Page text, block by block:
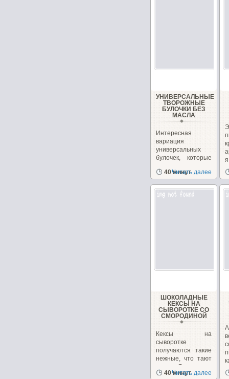
УНИВЕРСАЛЬНЫЕ
ТВОРОЖНЫЕ
БУЛОЧКИ БЕЗ
МАСЛА
Интересная
вариация
универсальных
булочек, которые
сладкими,...
40 минут
Читать далее
ШОКОЛАДНЫЕ
КЕКСЫ НА
СЫВОРОТКЕ СО
СМОРОДИНОЙ
Кексы на
сыворотке
получаются такие
нежные, что тают
во рту. Смородина
придает...
40 минут
Читать далее